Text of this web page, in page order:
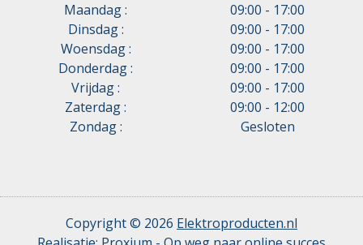
Maandag :
09:00 - 17:00
Dinsdag :
09:00 - 17:00
Woensdag :
09:00 - 17:00
Donderdag :
09:00 - 17:00
Vrijdag :
09:00 - 17:00
Zaterdag :
09:00 - 12:00
Zondag :
Gesloten
Copyright © 2026 Elektroproducten.nl